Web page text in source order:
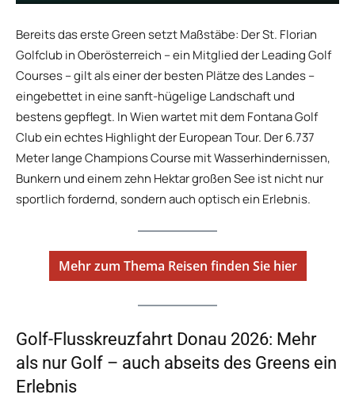
Bereits das erste Green setzt Maßstäbe: Der St. Florian
Golfclub in Oberösterreich – ein Mitglied der Leading Golf
Courses – gilt als einer der besten Plätze des Landes –
eingebettet in eine sanft-hügelige Landschaft und
bestens gepflegt. In Wien wartet mit dem Fontana Golf
Club ein echtes Highlight der European Tour. Der 6.737
Meter lange Champions Course mit Wasserhindernissen,
Bunkern und einem zehn Hektar großen See ist nicht nur
sportlich fordernd, sondern auch optisch ein Erlebnis.
Mehr zum Thema Reisen finden Sie hier
Golf-Flusskreuzfahrt Donau 2026: Mehr
als nur Golf – auch abseits des Greens ein
Erlebnis